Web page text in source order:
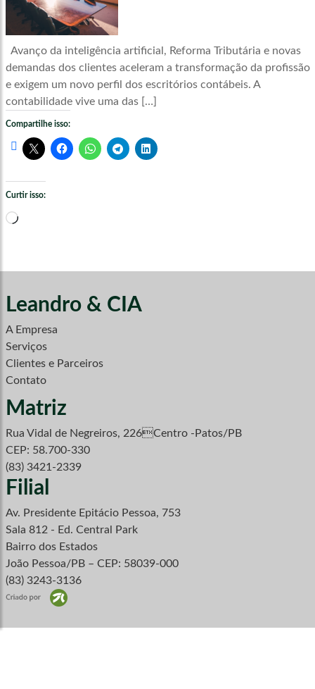
Avanço da inteligência artificial, Reforma Tributária e novas
demandas dos clientes aceleram a transformação da profissão
e exigem um novo perfil dos escritórios contábeis. A
contabilidade vive uma das […]
Compartilhe isso:
Curtir isso:
Carregando...
Leandro & CIA
A Empresa
Serviços
Clientes e Parceiros
Contato
Matriz
Rua Vidal de Negreiros, 226Centro -Patos/PB
CEP: 58.700-330
(83) 3421-2339
Filial
Av. Presidente Epitácio Pessoa, 753
Sala 812 - Ed. Central Park
Bairro dos Estados
João Pessoa/PB – CEP: 58039-000
(83) 3243-3136